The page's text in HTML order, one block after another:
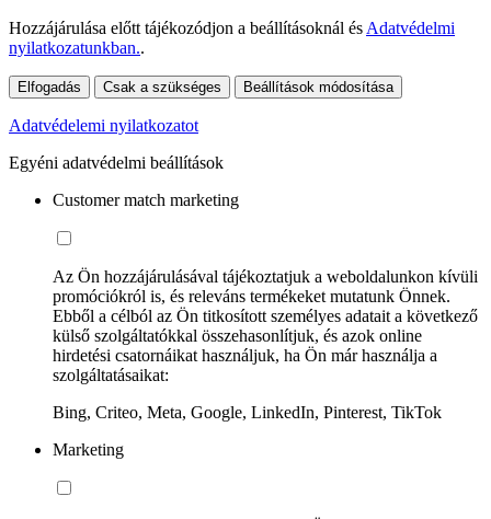
Hozzájárulása előtt tájékozódjon a beállításoknál és Adatvédelmi
nyilatkozatunkban..
Elfogadás Csak a szükséges Beállítások módosítása
Adatvédelemi nyilatkozatot
Egyéni adatvédelmi beállítások
Customer match marketing
Az Ön hozzájárulásával tájékoztatjuk a weboldalunkon kívüli
promóciókról is, és releváns termékeket mutatunk Önnek.
Ebből a célból az Ön titkosított személyes adatait a következő
külső szolgáltatókkal összehasonlítjuk, és azok online
hirdetési csatornáikat használjuk, ha Ön már használja a
szolgáltatásaikat:
Bing, Criteo, Meta, Google, LinkedIn, Pinterest, TikTok
Marketing